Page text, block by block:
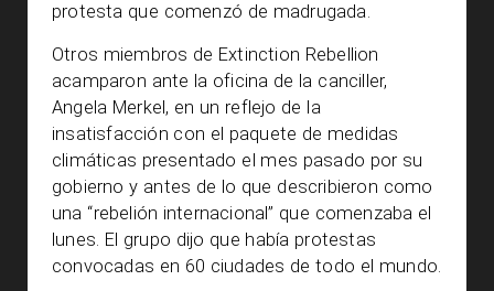
protesta que comenzó de madrugada.
Otros miembros de Extinction Rebellion
acamparon ante la oficina de la canciller,
Angela Merkel, en un reflejo de la
insatisfacción con el paquete de medidas
climáticas presentado el mes pasado por su
gobierno y antes de lo que describieron como
una “rebelión internacional” que comenzaba el
lunes. El grupo dijo que había protestas
convocadas en 60 ciudades de todo el mundo.